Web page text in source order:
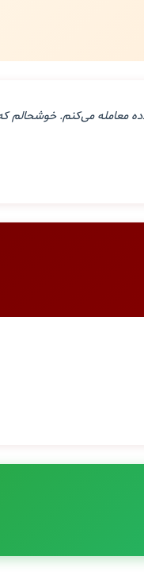
معامله می‌کنم. خوشحالم